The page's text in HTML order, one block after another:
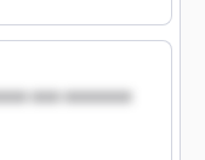
xxx xxxxxxx